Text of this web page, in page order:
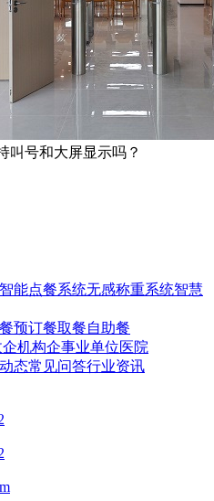
叫号和大屏显示吗？
智能点餐系统无感称重系统智慧
预订餐取餐自助餐
机构企事业单位医院
态常见问答行业资讯